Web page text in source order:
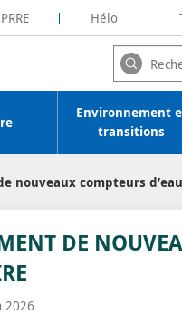
PRRE
Plateforme Rochelaise de
Hélo
Environnement
transitions
nouveaux compteurs
DE
2026